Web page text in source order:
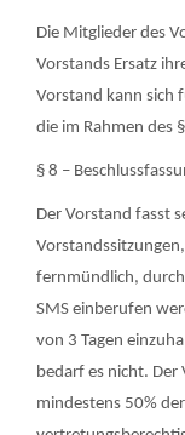
Die Mitglieder des
Vorstands Ersatz
Vorstand kann sich
die im Rahmen des
§ 8 –
Der Vorstand fasst
fernmündlich,
SMS einberufen
von 3 Tagen
bedarf es nicht. Der
mindestens 50%